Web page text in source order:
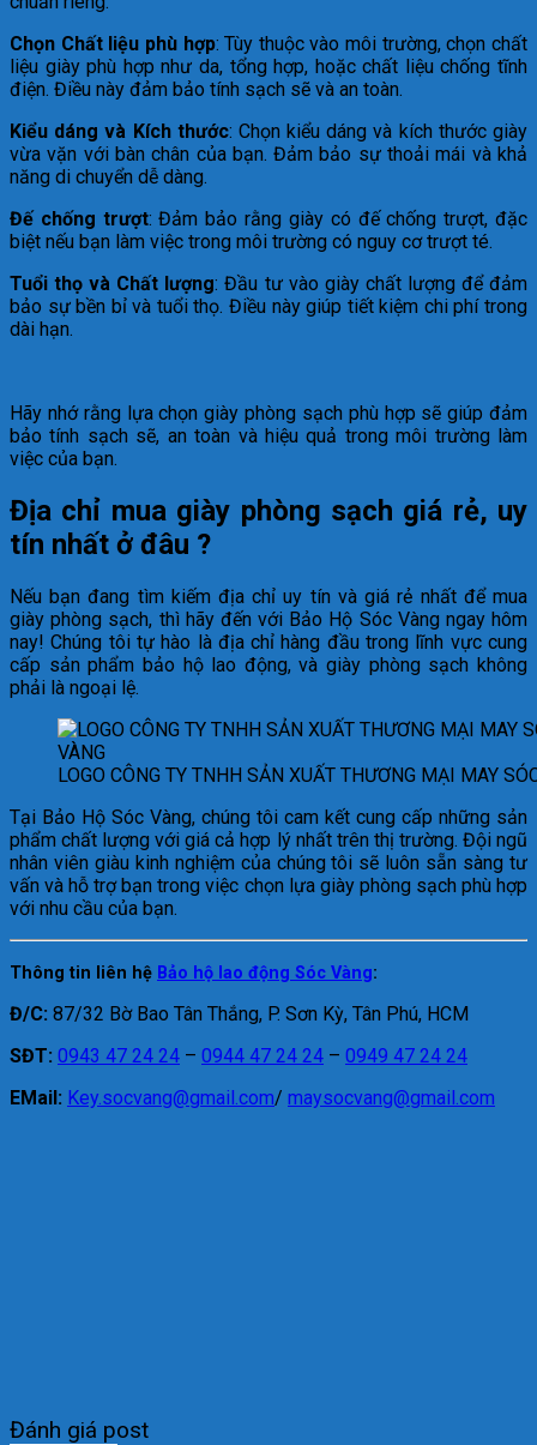
Chọn Chất liệu phù hợp: Tùy thuộc vào môi trường, chọn chất
liệu giày phù hợp như da, tổng hợp, hoặc chất liệu chống tĩnh
điện. Điều này đảm bảo tính sạch sẽ và an toàn.
Kiểu dáng và Kích thước: Chọn kiểu dáng và kích thước giày
vừa vặn với bàn chân của bạn. Đảm bảo sự thoải mái và khả
năng di chuyển dễ dàng.
Đế chống trượt: Đảm bảo rằng giày có đế chống trượt, đặc
biệt nếu bạn làm việc trong môi trường có nguy cơ trượt té.
Tuổi thọ và Chất lượng: Đầu tư vào giày chất lượng để đảm
bảo sự bền bỉ và tuổi thọ. Điều này giúp tiết kiệm chi phí trong
dài hạn.
Hãy nhớ rằng lựa chọn giày phòng sạch phù hợp sẽ giúp đảm
bảo tính sạch sẽ, an toàn và hiệu quả trong môi trường làm
việc của bạn.
Địa chỉ mua giày phòng sạch giá rẻ, uy
tín nhất ở đâu ?
Nếu bạn đang tìm kiếm địa chỉ uy tín và giá rẻ nhất để mua
giày phòng sạch, thì hãy đến với Bảo Hộ Sóc Vàng ngay hôm
nay! Chúng tôi tự hào là địa chỉ hàng đầu trong lĩnh vực cung
cấp sản phẩm bảo hộ lao động, và giày phòng sạch không
phải là ngoại lệ.
LOGO CÔNG TY TNHH SẢN XUẤT THƯƠNG MẠI MAY
Tại Bảo Hộ Sóc Vàng, chúng tôi cam kết cung cấp những sản
phẩm chất lượng với giá cả hợp lý nhất trên thị trường. Đội ngũ
nhân viên giàu kinh nghiệm của chúng tôi sẽ luôn sẵn sàng tư
vấn và hỗ trợ bạn trong việc chọn lựa giày phòng sạch phù hợp
với nhu cầu của bạn.
Thông tin liên hệ Bảo hộ lao động Sóc Vàng:
Đ/C: 87/32 Bờ Bao Tân Thắng, P. Sơn Kỳ, Tân Phú, HCM
SĐT: 0943 47 24 24 – 0944 47 24 24 – 0949 47 24 24
EMail: Key.socvang@gmail.com/ maysocvang@gmail.com
Đánh giá post